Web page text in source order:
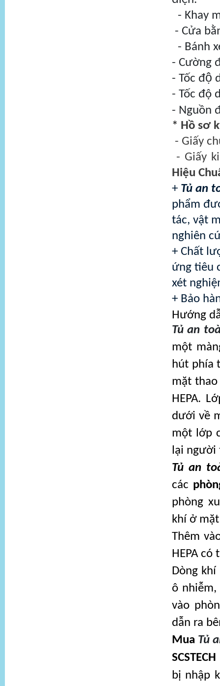
- Khay
- Cửa
- Bánh
- Cường
- Tốc độ
- Tốc độ
- Nguồn
* Hồ sơ
- Giấy
- Giấy
Hiệu
+ Tủ an
phẩm
tác, vật
nghiên
+ Chất
ứng tiêu
xét
+ Bảo
Hướng
Tủ an
một
hút phía
mặt
HEPA.
dưới về
một lớp
lại người
Tủ an
các
phòng
khí ở
Thêm
HEPA
Dòng khí
ô
vào
dẫn ra
Mua Tủ
SCSTECH
bị nhập